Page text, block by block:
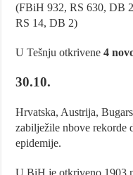
(FBiH 932, RS 630, DB
RS 14, DB 2)
U Tešnju otkrivene4
30.10.
Hrvatska, Austrija,
zabilježile nbove rekorde
epidemije.
U BiH je otkriveno 1903